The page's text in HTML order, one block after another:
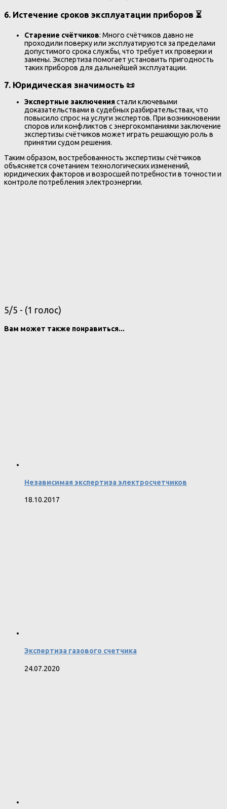
6. Истечение сроков эксплуатации приборов ⏳
Старение счётчиков: Много счётчиков давно не
проходили поверку или эксплуатируются за пределами
допустимого срока службы, что требует их проверки и
замены. Экспертиза помогает установить пригодность
таких приборов для дальнейшей эксплуатации.
7. Юридическая значимость 📜
Экспертные заключениястали ключевыми
доказательствами в судебных разбирательствах, что
повысило спрос на услуги экспертов. При возникновении
споров или конфликтов с энергокомпаниями заключение
экспертизы счётчиков может играть решающую роль в
принятии судом решения.
Таким образом, востребованность экспертизы счётчиков
объясняется сочетанием технологических изменений,
юридических факторов и возросшей потребности в точности и
контроле потребления электроэнергии.
5/5 - (1 голос)
Вам может также понравиться...
Независимая экспертиза электросчетчиков
18.10.2017
Экспертиза газового счетчика
24.07.2020